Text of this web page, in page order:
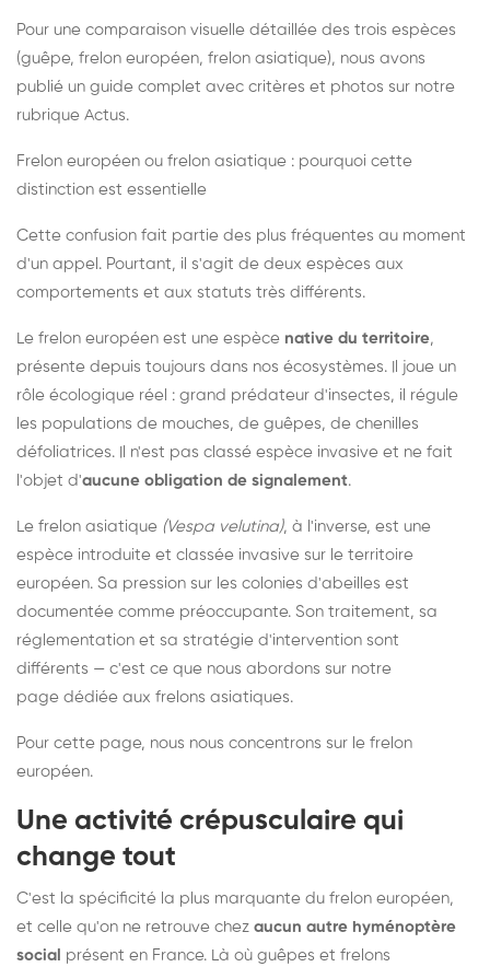
Pour une comparaison visuelle détaillée des trois espèces
(guêpe, frelon européen, frelon asiatique), nous avons
publié un guide complet avec critères et photos sur notre
rubrique Actus.
Frelon européen ou frelon asiatique : pourquoi cette
distinction est essentielle
Cette confusion fait partie des plus fréquentes au moment
d'un appel. Pourtant, il s'agit de deux espèces aux
comportements et aux statuts très différents.
Le frelon européen est une espèce native du territoire,
présente depuis toujours dans nos écosystèmes. Il joue un
rôle écologique réel : grand prédateur d'insectes, il régule
les populations de mouches, de guêpes, de chenilles
défoliatrices. Il n'est pas classé espèce invasive et ne fait
l'objet d'aucune obligation de signalement.
Le frelon asiatique (Vespa velutina), à l'inverse, est une
espèce introduite et classée invasive sur le territoire
européen. Sa pression sur les colonies d'abeilles est
documentée comme préoccupante. Son traitement, sa
réglementation et sa stratégie d'intervention sont
différents — c'est ce que nous abordons sur notre
page dédiée aux frelons asiatiques.
Pour cette page, nous nous concentrons sur le frelon
européen.
Une activité crépusculaire qui
change tout
C'est la spécificité la plus marquante du frelon européen,
et celle qu'on ne retrouve chez aucun autre hyménoptère
social présent en France. Là où guêpes et frelons